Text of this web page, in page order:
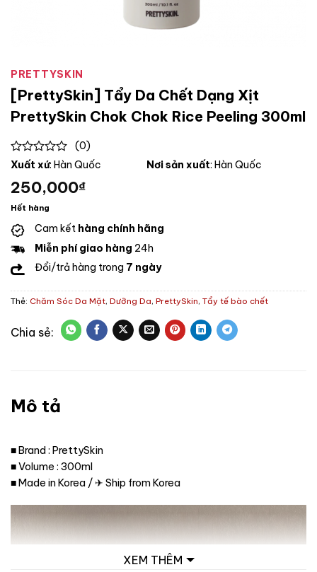
PRETTYSKIN
[PrettySkin] Tẩy Da Chết Dạng Xịt
PrettySkin Chok Chok Rice Peeling 300ml
0
of
5
(0)
Xuất xứ: Hàn Quốc Nơi sản xuất: Hàn Quốc
250,000₫
Hết hàng
Cam kết hàng chính hãng
Miễn phí giao hàng 24h
Đổi/trả hàng trong 7 ngày
Thẻ: Chăm Sóc Da Mặt, Dưỡng Da, PrettySkin, Tẩy tế bào chết
Mô tả
■ Brand : PrettySkin
■ Volume : 300ml
■ Made in Korea / ✈ Ship from Korea
XEM THÊM